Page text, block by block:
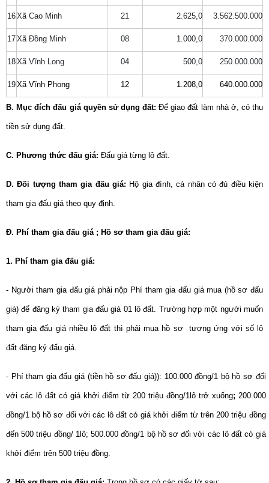
16Xã Cao Minh 21 2.625,0 3.562.500.000
17Xã Đồng Minh 08 1.000,0 370.000.000
18Xã Vĩnh Long 04 500,0 250.000.000
19Xã Vĩnh Phong 12 1.208,0 640.000.000
B. Mục đích đấu giá quyền sử dụng đất: Để giao đất làm nhà ở, có thu
tiền sử dụng đất.
C. Phương thức đấu giá: Đấu giá từng lô đất.
D. Đối tượng tham gia đấu giá: Hộ gia đình, cá nhân có đủ điều kiện
tham gia đấu giá theo quy định.
Đ. Phí tham gia đấu giá ; Hồ sơ tham gia đấu giá:
1. Phí tham gia đấu giá:
- Người tham gia đấu giá phải nộp Phí tham gia đấu giá mua (hồ sơ đấu
giá) để đăng ký tham gia đấu giá 01 lô đất. Trường hợp một người muốn
tham gia đấu giá nhiều lô đất thì phải mua hồ sơ tương ứng với số lô
đất đăng ký đấu giá.
- Phí tham gia đấu giá (tiền hồ sơ đấu giá)): 100.000 đồng/1 bộ hồ sơ đối
với các lô đất có giá khởi điểm từ 200 triệu đồng/1lô trở xuống; 200.000
đồng/1 bộ hồ sơ đối với các lô đất có giá khởi điểm từ trên 200 triệu đồng
đến 500 triệu đồng/ 1lô; 500.000 đồng/1 bộ hồ sơ đối với các lô đất có giá
khởi điểm trên 500 triệu đồng.